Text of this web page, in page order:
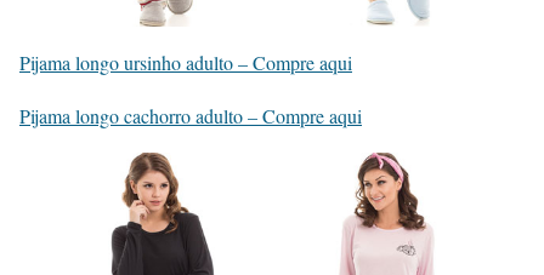
Pijama longo ursinho adulto – Compre aqui
Pijama longo cachorro adulto – Compre aqui